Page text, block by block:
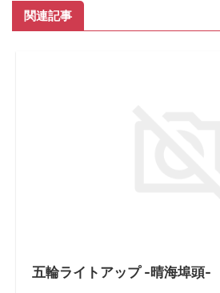
関連記事
五輪ライトアップ -晴海埠頭-